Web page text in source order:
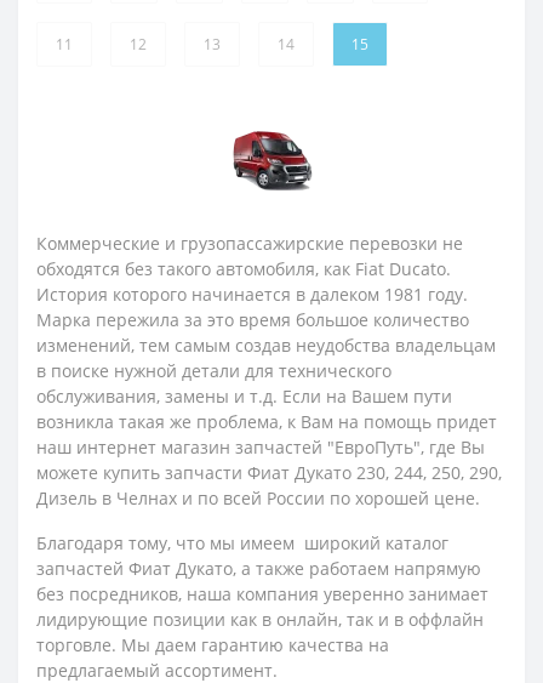
11 12 13 14 15
Коммерческие и грузопассажирские перевозки не
обходятся без такого автомобиля, как Fiat Ducato.
История которого начинается в далеком 1981 году.
Марка пережила за это время большое количество
изменений, тем самым создав неудобства владельцам
в поиске нужной детали для технического
обслуживания, замены и т.д. Если на Вашем пути
возникла такая же проблема, к Вам на помощь придет
наш интернет магазин запчастей "ЕвроПуть", где Вы
можете купить запчасти Фиат Дукато 230, 244, 250, 290,
Дизель в Челнах и по всей России по хорошей цене.
Благодаря тому, что мы имеем широкий каталог
запчастей Фиат Дукато, а также работаем напрямую
без посредников, наша компания уверенно занимает
лидирующие позиции как в онлайн, так и в оффлайн
торговле. Мы даем гарантию качества на
предлагаемый ассортимент.